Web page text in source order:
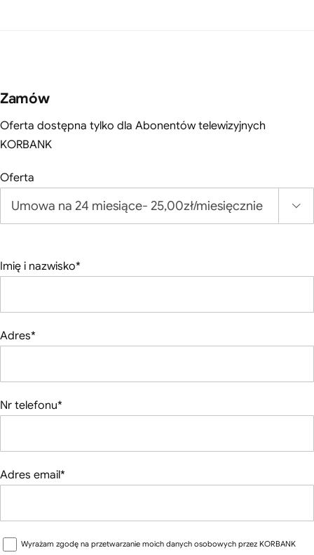
Zamów
Oferta dostępna tylko dla Abonentów telewizyjnych
KORBANK
Oferta

Imię i nazwisko*
Adres*
Nr telefonu*
Adres email*
Wyrażam zgodę na przetwarzanie moich danych osobowych przez KORBANK